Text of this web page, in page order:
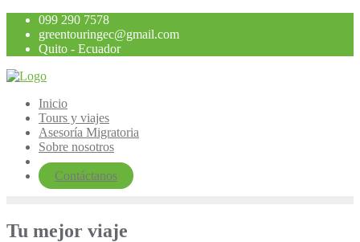
Saltar
contenido
099 290 7578
greentouringec@gmail.com
Quito - Ecuador
Inicio
Tours y viajes
Asesoría Migratoria
Sobre nosotros
Contáctanos
Tu mejor viaje